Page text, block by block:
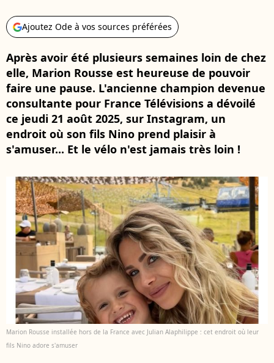
Ajoutez Ode à vos sources préférées
Après avoir été plusieurs semaines loin de chez
elle, Marion Rousse est heureuse de pouvoir
faire une pause. L'ancienne champion devenue
consultante pour France Télévisions a dévoilé
ce jeudi 21 août 2025, sur Instagram, un
endroit où son fils Nino prend plaisir à
s'amuser... Et le vélo n'est jamais très loin !
Marion Rousse installée hors de la France avec Julian Alaphilippe : cet endroit où leur
fils Nino adore s'amuser